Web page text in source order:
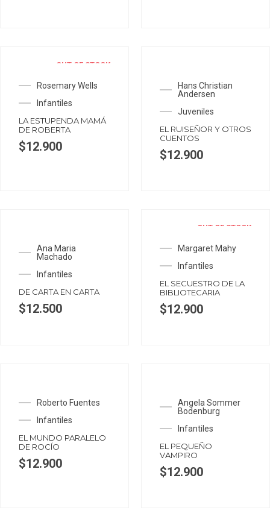
OUT OF STOCK
Rosemary Wells
Infantiles
LA ESTUPENDA MAMÁ
DE ROBERTA
$12.900
Hans Christian
Andersen
Juveniles
EL RUISEÑOR Y OTROS
CUENTOS
$12.900
Ana Maria
Machado
Infantiles
DE CARTA EN CARTA
$12.500
OUT OF STOCK
Margaret Mahy
Infantiles
EL SECUESTRO DE LA
BIBLIOTECARIA
$12.900
Roberto Fuentes
Infantiles
EL MUNDO PARALELO
DE ROCÍO
$12.900
Angela Sommer
Bodenburg
Infantiles
EL PEQUEÑO
VAMPIRO
$12.900